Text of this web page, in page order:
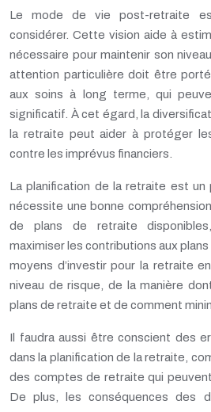
Le mode de vie post-retraite
considérer. Cette vision aide à
nécessaire pour maintenir son
attention particulière doit être
aux soins à long terme, qui
significatif. À cet égard, la
la retraite peut aider à protéger
contre les imprévus financiers.
La planification de la retraite est un
nécessite une bonne
de plans de retraite
maximiser les contributions aux
moyens d’investir pour la retraite
niveau de risque, de la manière
plans de retraite et de comment
Il faudra aussi être conscient des
dans la planification de la retraite,
des comptes de retraite qui
De plus, les conséquences des